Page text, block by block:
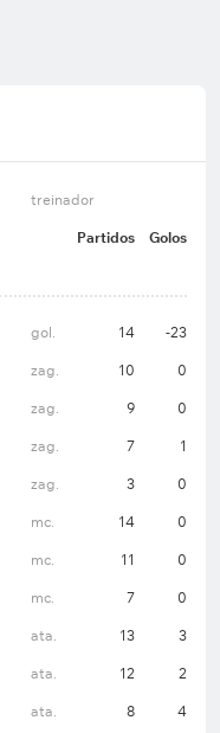
treinador
Partidos Golos
gol. 14 -23
zag. 10 0
zag. 9 0
zag. 7 1
zag. 3 0
mc. 14 0
mc. 11 0
mc. 7 0
ata. 13 3
ata. 12 2
ata. 8 4